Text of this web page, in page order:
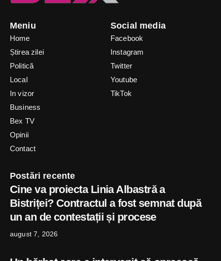
Meniu
Home
Știrea zilei
Politică
Local
In vizor
Business
Bex TV
Opinii
Contact
Social media
Facebook
Instagram
Twitter
Youtube
TikTok
Postări recente
Cine va proiecta Linia Albastră a
Bistriței? Contractul a fost semnat după
un an de contestații și procese
august 7, 2026